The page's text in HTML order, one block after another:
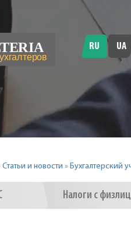
RU UA
Статьи и новости » Бухгалтерский
Налоги с физлиц